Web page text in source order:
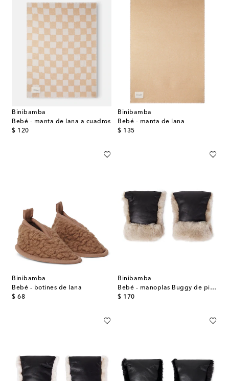
Binibamba
Bebé - manta de lana a cuadros
$ 120
original price
Binibamba
Bebé - manta de lana
$ 135
original price
Binibamba
Bebé - botines de lana
$ 68
original price
Binibamba
Bebé - manoplas Buggy de piel y borrego
$ 170
original price